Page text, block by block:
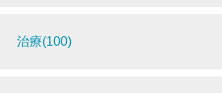
治療(100)